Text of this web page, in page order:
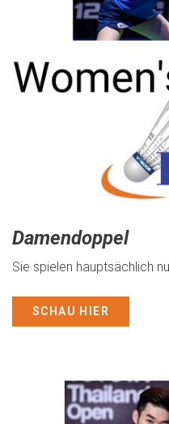
Damendoppel
Sie spielen hauptsächlich
SCHAU HIER